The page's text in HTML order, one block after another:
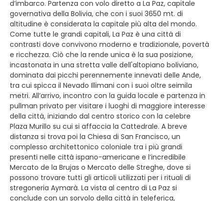
d’imbarco. Partenza con volo diretto a La Paz, capitale
governativa della Bolivia, che con i suoi 3650 mt. di
altitudine è considerata la capitale più alta del mondo.
Come tutte le grandi capitali, La Paz è una città di
contrasti dove convivono moderno e tradizionale, povertà
e ricchezza. Ciò che la rende unica è la sua posizione,
incastonata in una stretta valle dell'altopiano boliviano,
dominata dai picchi perennemente innevati delle Ande,
tra cui spicca il Nevado Illimani con i suoi oltre seimila
metri. All’arrivo, incontro con la guida locale e partenza in
pullman privato per visitare i luoghi di maggiore interesse
della città, iniziando dal centro storico con la celebre
Plaza Murillo su cui si affaccia la Cattedrale. A breve
distanza si trova poi la Chiesa di San Francisco, un
complesso architettonico coloniale tra i più grandi
presenti nelle città ispano-americane e l’incredibile
Mercato de la Brujas o Mercato delle Streghe, dove si
possono trovare tutti gli articoli utilizzati per i rituali di
stregoneria Aymarà. La vista al centro di La Paz si
conclude con un sorvolo della città in teleferica,